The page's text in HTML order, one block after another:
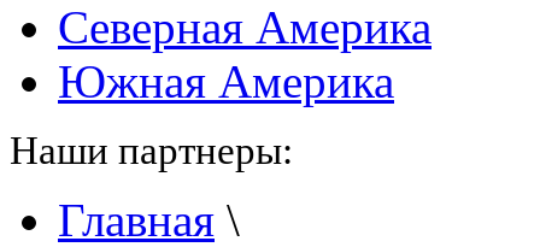
Северная Америка
Южная Америка
Наши партнеры:
Главная \